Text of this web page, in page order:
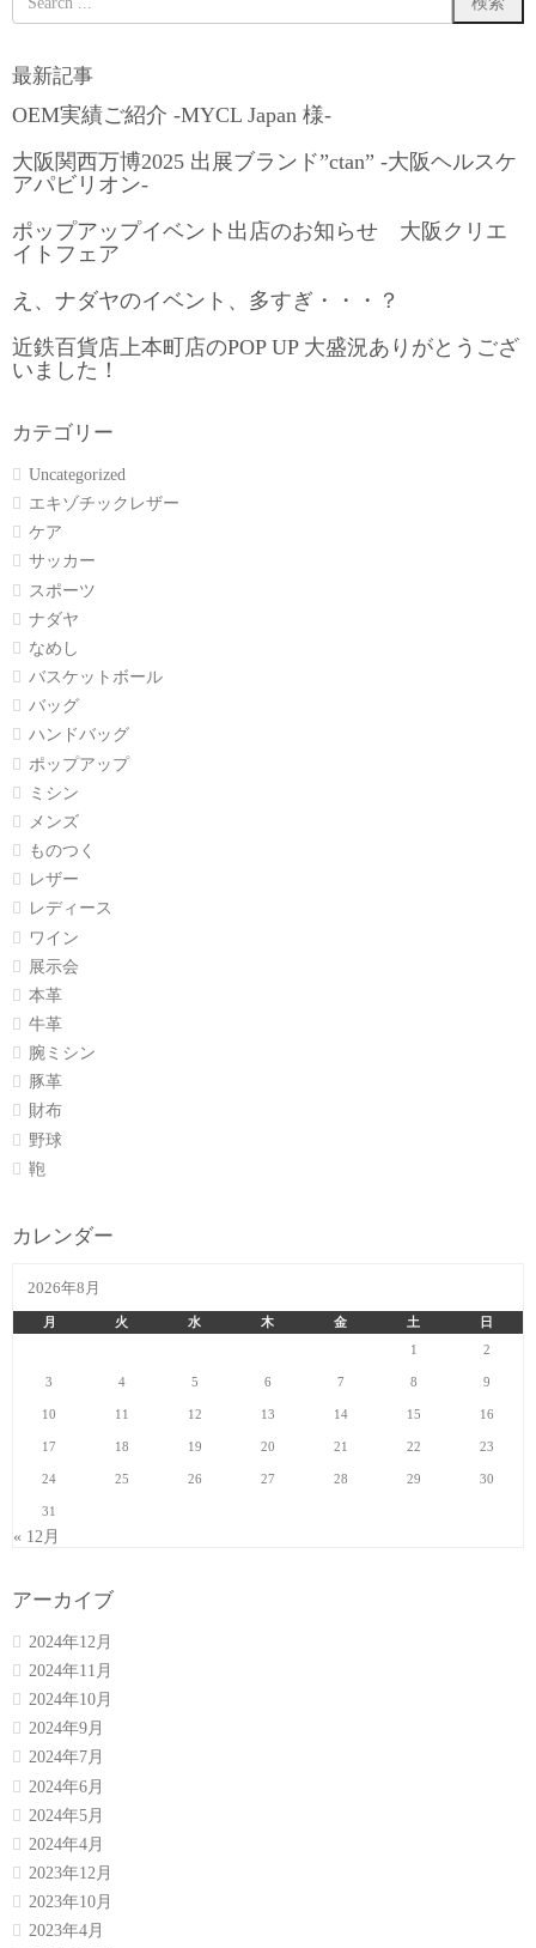
最新記事
OEM実績ご紹介 -MYCL Japan 様-
大阪関西万博2025 出展ブランド”ctan” -大阪ヘルスケ
アパビリオン-
ポップアップイベント出店のお知らせ 大阪クリエ
イトフェア
え、ナダヤのイベント、多すぎ・・・？
近鉄百貨店上本町店のPOP UP 大盛況ありがとうござ
いました！
カテゴリー
Uncategorized
エキゾチックレザー
ケア
サッカー
スポーツ
ナダヤ
なめし
バスケットボール
バッグ
ハンドバッグ
ポップアップ
ミシン
メンズ
ものつく
レザー
レディース
ワイン
展示会
本革
牛革
腕ミシン
豚革
財布
野球
鞄
カレンダー
2026年8月
月 火 水 木 金 土
日
1
2
3 4 5 6 7 8 9
10 11 12 13 14 15 16
17 18 19 20 21 22 23
24 25 26 27 28 29 30
31
« 12月
アーカイブ
2024年12月
2024年11月
2024年10月
2024年9月
2024年7月
2024年6月
2024年5月
2024年4月
2023年12月
2023年10月
2023年4月